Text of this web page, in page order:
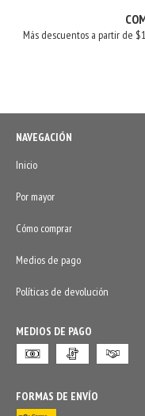
Más descuentos a partir de
NAVEGACIÓN
Inicio
Por mayor
Cómo comprar
Medios de pago
Políticas de devolución
MEDIOS DE PAGO
FORMAS DE ENVÍO